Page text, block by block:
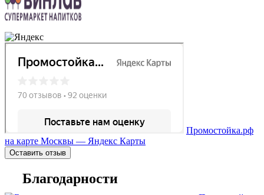
Промостойка.рф
на карте Москвы — Яндекс Карты
Оставить отзыв
Благодарности